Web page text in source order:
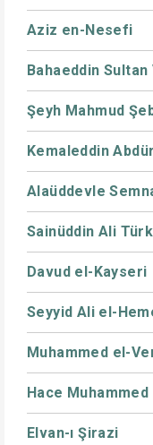
Aziz en-Nesefi
Bahaeddin Sultan
Şeyh Mahmud
Kemaleddin
Alaüddevle
Sainüddin Ali
Davud el-Kayseri
Seyyid Ali el-
Muhammed el-
Hace
Elvan-ı Şirazi